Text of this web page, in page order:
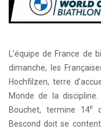
L’équipe de France de
dimanche, les
Hochfilzen, terre
Monde de la
Bouchet, termine 14e
Bescond doit se